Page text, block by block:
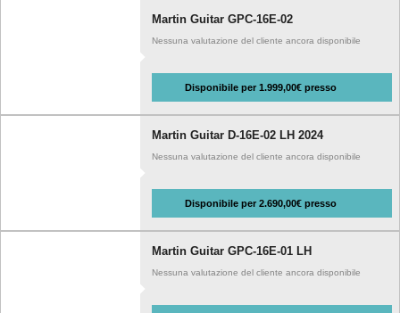
Martin Guitar GPC-16E-02
Nessuna valutazione del cliente ancora disponibile
Disponibile per 1.999,00€ presso
Martin Guitar D-16E-02 LH 2024
Nessuna valutazione del cliente ancora disponibile
Disponibile per 2.690,00€ presso
Martin Guitar GPC-16E-01 LH
Nessuna valutazione del cliente ancora disponibile